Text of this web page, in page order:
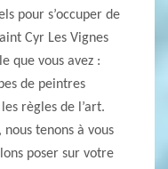
pour s’occuper de
Cyr Les Vignes
que vous avez :
de peintres
règles de l’art.
tenons à vous
poser sur votre